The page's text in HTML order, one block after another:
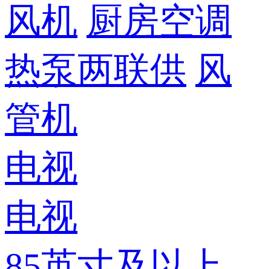
风机 厨房空调
热泵两联供 风
管机
电视
电视